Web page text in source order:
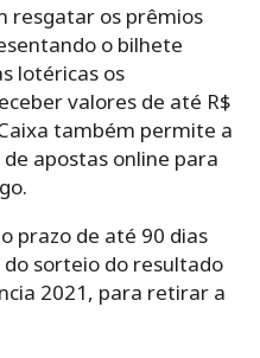
resgatar os prêmios
o bilhete
lotéricas os
valores de até R$
também permite a
apostas online para
prazo de até 90 dias
sorteio do resultado
2021, para retirar a